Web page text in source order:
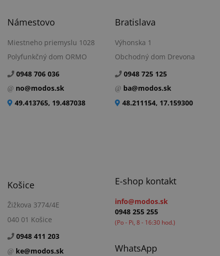
Námestovo
Miestneho priemyslu 1028
Polyfunkčný dom ORMO
0948 706 036
no@modos.sk
49.413765, 19.487038
Bratislava
Výhonska 1
Obchodný dom Drevona
0948 725 125
ba@modos.sk
48.211154, 17.159300
Košice
Žižkova 3774/4E
040 01 Košice
0948 411 203
ke@modos.sk
E-shop kontakt
info@modos.sk
0948 255 255
(Po - Pi, 8 - 16:30 hod.)
WhatsApp